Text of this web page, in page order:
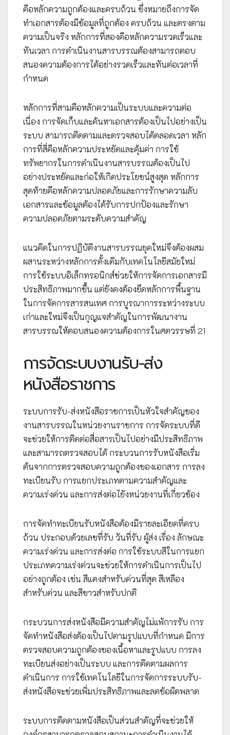
คือหลักความถูกต้องและครบถ้วน ซึ่งหมายถึงการจัด
ทำเอกสารต้องมีข้อมูลที่ถูกต้อง ครบถ้วน และตรงตาม
ความเป็นจริง หลักการที่สองคือหลักความรวดเร็วและ
ทันเวลา การดำเนินงานสารบรรณต้องสามารถตอบ
สนองความต้องการได้อย่างรวดเร็วและทันต่อเวลาที่
กำหนด
หลักการที่สามคือหลักความเป็นระบบและความต่อ
เนื่อง การจัดเก็บและค้นหาเอกสารต้องเป็นไปอย่างเป็น
ระบบ สามารถติดตามและตรวจสอบได้ตลอดเวลา หลัก
การที่สี่คือหลักความประหยัดและคุ้มค่า การใช้
ทรัพยากรในการดำเนินงานสารบรรณต้องเป็นไป
อย่างประหยัดและก่อให้เกิดประโยชน์สูงสุด หลักการ
สุดท้ายคือหลักความปลอดภัยและการรักษาความลับ
เอกสารและข้อมูลต้องได้รับการปกป้องและรักษา
ความปลอดภัยตามระดับความสำคัญ
แนวคิดในการปฏิบัติงานสารบรรณยุคใหม่จึงต้องผสม
ผสานระหว่างหลักการดั้งเดิมกับเทคโนโลยีสมัยใหม่
การใช้ระบบอิเล็กทรอนิกส์ช่วยให้การจัดการเอกสารมี
ประสิทธิภาพมากขึ้น แต่ยังคงต้องยึดหลักการพื้นฐาน
ในการจัดการสารสนเทศ การบูรณาการระหว่างระบบ
เก่าและใหม่จึงเป็นกุญแจสำคัญในการพัฒนางาน
สารบรรณให้ตอบสนองความต้องการในศตวรรษที่ 21
การจัดระบบงานรับ-ส่ง
หนังสือราชการ
ระบบการรับ-ส่งหนังสือราชการเป็นหัวใจสำคัญของ
งานสารบรรณในหน่วยงานราชการ การจัดระบบที่ดี
จะช่วยให้การติดต่อสื่อสารเป็นไปอย่างมีประสิทธิภาพ
และสามารถตรวจสอบได้ กระบวนการรับหนังสือเริ่ม
ต้นจากการตรวจสอบความถูกต้องของเอกสาร การลง
ทะเบียนรับ การแยกประเภทตามความสำคัญและ
ความเร่งด่วน และการส่งต่อไยังหน่วยงานที่เกี่ยวข้อง
การจัดทำทะเบียนรับหนังสือต้องมีรายละเอียดที่ครบ
ถ้วน ประกอบด้วยเลขที่รับ วันที่รับ ผู้ส่ง เรื่อง ลักษณะ
ความเร่งด่วน และการส่งต่อ การใช้ระบบสีในการแยก
ประเภทความเร่งด่วนจะช่วยให้การดำเนินการเป็นไป
อย่างถูกต้อง เช่น สีแดงสำหรับด่วนที่สุด สีเหลือง
สำหรับด่วน และสีขาวสำหรับปกติ
กระบวนการส่งหนังสือมีความสำคัญไม่แพ้การรับ การ
จัดทำหนังสือส่งต้องเป็นไปตามรูปแบบที่กำหนด มีการ
ตรวจสอบความถูกต้องของเนื้อหาและรูปแบบ การลง
ทะเบียนส่งอย่างเป็นระบบ และการติดตามผลการ
ดำเนินการ การใช้เทคโนโลยีในการจัดการระบบรับ-
ส่งหนังสือจะช่วยเพิ่มประสิทธิภาพและลดข้อผิดพลาด
ระบบการติดตามหนังสือเป็นส่วนสำคัญที่จะช่วยให้